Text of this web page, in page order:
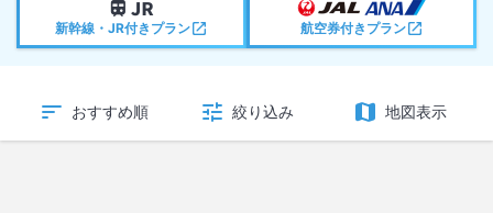
新幹線・JR付きプラン 航空券付きプラン
おすすめ順 絞り込み 地図表示